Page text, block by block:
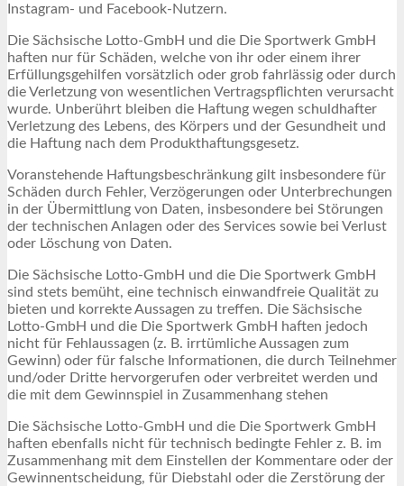
Instagram- und Facebook-Nutzern.
Die Sächsische Lotto-GmbH und die Die Sportwerk GmbH
haften nur für Schäden, welche von ihr oder einem ihrer
Erfüllungsgehilfen vorsätzlich oder grob fahrlässig oder durch
die Verletzung von wesentlichen Vertragspflichten verursacht
wurde. Unberührt bleiben die Haftung wegen schuldhafter
Verletzung des Lebens, des Körpers und der Gesundheit und
die Haftung nach dem Produkthaftungsgesetz.
Voranstehende Haftungsbeschränkung gilt insbesondere für
Schäden durch Fehler, Verzögerungen oder Unterbrechungen
in der Übermittlung von Daten, insbesondere bei Störungen
der technischen Anlagen oder des Services sowie bei Verlust
oder Löschung von Daten.
Die Sächsische Lotto-GmbH und die Die Sportwerk GmbH
sind stets bemüht, eine technisch einwandfreie Qualität zu
bieten und korrekte Aussagen zu treffen. Die Sächsische
Lotto-GmbH und die Die Sportwerk GmbH haften jedoch
nicht für Fehlaussagen (z. B. irrtümliche Aussagen zum
Gewinn) oder für falsche Informationen, die durch Teilnehmer
und/oder Dritte hervorgerufen oder verbreitet werden und
die mit dem Gewinnspiel in Zusammenhang stehen
Die Sächsische Lotto-GmbH und die Die Sportwerk GmbH
haften ebenfalls nicht für technisch bedingte Fehler z. B. im
Zusammenhang mit dem Einstellen der Kommentare oder der
Gewinnentscheidung, für Diebstahl oder die Zerstörung der